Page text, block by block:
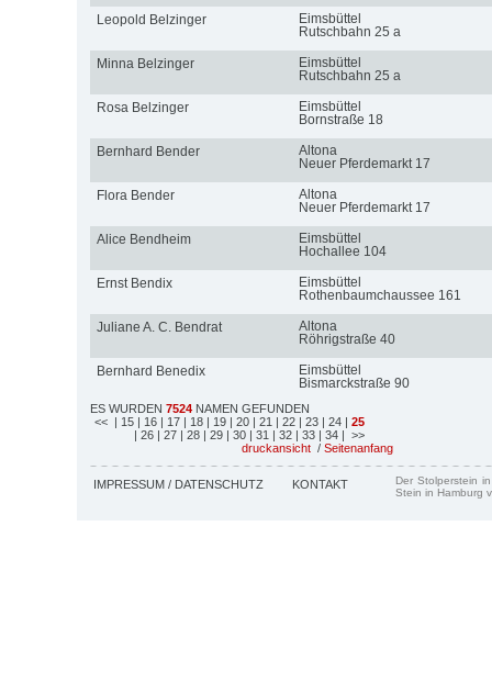
Leopold Belzinger
Eimsbüttel
Rutschbahn 25 a
Minna Belzinger
Eimsbüttel
Rutschbahn 25 a
Rosa Belzinger
Eimsbüttel
Bornstraße 18
Bernhard Bender
Altona
Neuer Pferdemarkt 17
Flora Bender
Altona
Neuer Pferdemarkt 17
Alice Bendheim
Eimsbüttel
Hochallee 104
Ernst Bendix
Eimsbüttel
Rothenbaumchaussee 161
Juliane A. C. Bendrat
Altona
Röhrigstraße 40
Bernhard Benedix
Eimsbüttel
Bismarckstraße 90
ES WURDEN 7524 NAMEN GEFUNDEN
<< | 15 | 16 | 17 | 18 | 19 | 20 | 21 | 22 | 23 | 24 | 25
| 26 | 27 | 28 | 29 | 30 | 31 | 32 | 33 | 34 | >>
druckansicht / Seitenanfang
IMPRESSUM / DATENSCHUTZ KONTAKT
Der Stolperstein
Stein in Hamburg